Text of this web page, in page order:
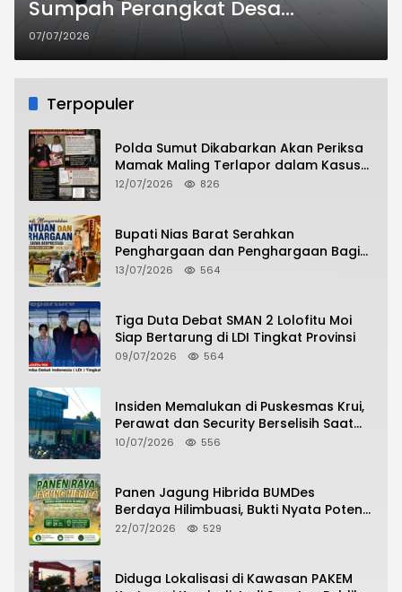
Sumpah Perangkat Desa
Pelemwatu Kec Menganti Kab
Gresik
07/07/2026
Terpopuler
Polda Sumut Dikabarkan Akan Periksa
Mamak Maling Terlapor dalam Kasus
Dugaan Penipuan Bermodus Surat
12/07/2026 826
Bupati Nias Barat Serahkan
Penghargaan dan Penghargaan Bagi
Siswa Berprestasi Pada Pembukaan TA
13/07/2026 564
Tiga Duta Debat SMAN 2 Lolofitu Moi
Siap Bertarung di LDI Tingkat Provinsi
09/07/2026 564
Insiden Memalukan di Puskesmas Krui,
Perawat dan Security Berselisih Saat
Pelayanan Pasien Berlangsung
10/07/2026 556
Panen Jagung Hibrida BUMDes
Berdaya Hilimbuasi, Bukti Nyata Potensi
Pertanian Desa
22/07/2026 529
Diduga Lokalisasi di Kawasan PAKEM